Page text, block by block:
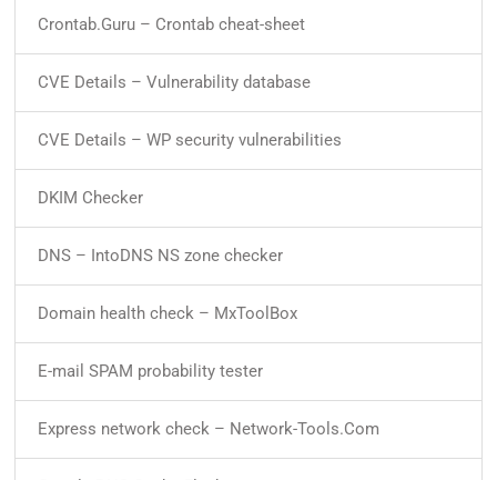
Crontab.Guru – Crontab cheat-sheet
CVE Details – Vulnerability database
CVE Details – WP security vulnerabilities
DKIM Checker
DNS – IntoDNS NS zone checker
Domain health check – MxToolBox
E-mail SPAM probability tester
Express network check – Network-Tools.Com